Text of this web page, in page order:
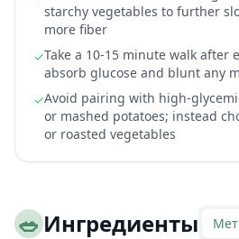
starchy vegetables to further
more fiber
✓Take a 10-15 minute walk after
absorb glucose and blunt any
✓Avoid pairing with high-
or mashed potatoes; instead
or roasted vegetables
🥗Ингредиенты